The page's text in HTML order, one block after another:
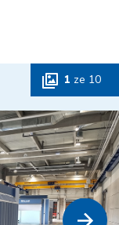
1 ze 10